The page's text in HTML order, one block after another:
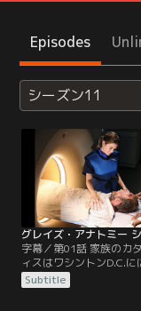
Episodes
シーズン11
字幕／第01話 家族のカ
ィスはワシントンD.C.に
とデレクに告げたことを
スに伝える。翌日、彼女
Subtitle